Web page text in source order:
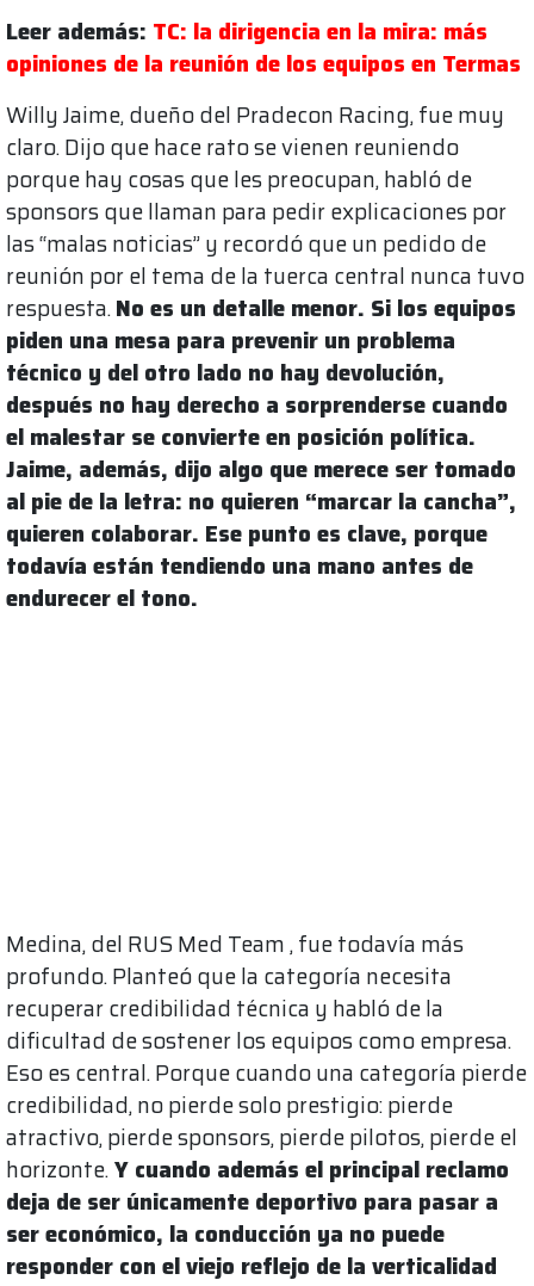
Leer además: TC: la dirigencia en la mira: más
opiniones de la reunión de los equipos en Termas
Willy Jaime, dueño del Pradecon Racing, fue muy
claro. Dijo que hace rato se vienen reuniendo
porque hay cosas que les preocupan, habló de
sponsors que llaman para pedir explicaciones por
las “malas noticias” y recordó que un pedido de
reunión por el tema de la tuerca central nunca tuvo
respuesta.No es un detalle menor. Si los equipos
piden una mesa para prevenir un problema
técnico y del otro lado no hay devolución,
después no hay derecho a sorprenderse cuando
el malestar se convierte en posición política.
Jaime, además, dijo algo que merece ser tomado
al pie de la letra: no quieren “marcar la cancha”,
quieren colaborar. Ese punto es clave, porque
todavía están tendiendo una mano antes de
endurecer el tono.
Medina, del RUS Med Team , fue todavía más
profundo. Planteó que la categoría necesita
recuperar credibilidad técnica y habló de la
dificultad de sostener los equipos como empresa.
Eso es central. Porque cuando una categoría pierde
credibilidad, no pierde solo prestigio: pierde
atractivo, pierde sponsors, pierde pilotos, pierde el
horizonte.Y cuando además el principal reclamo
deja de ser únicamente deportivo para pasar a
ser económico, la conducción ya no puede
responder con el viejo reflejo de la verticalidad